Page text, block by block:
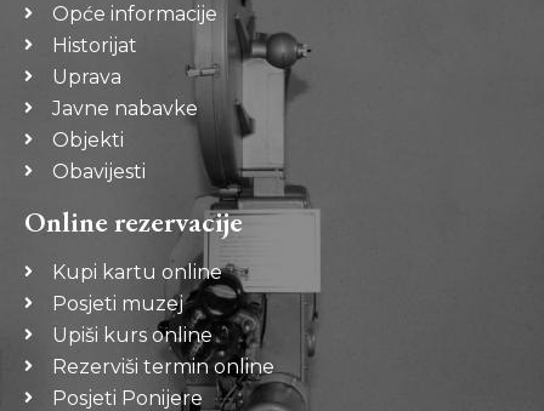
Opće informacije
Historijat
Uprava
Javne nabavke
Objekti
Obavijesti
Online rezervacije
Kupi kartu online
Posjeti muzej
Upiši kurs online
Rezerviši termin online
Posjeti Ponijere